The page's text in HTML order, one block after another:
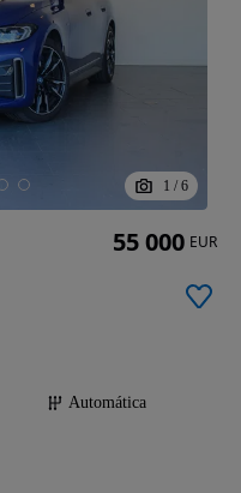
1 / 6
Automática
55 000 EUR